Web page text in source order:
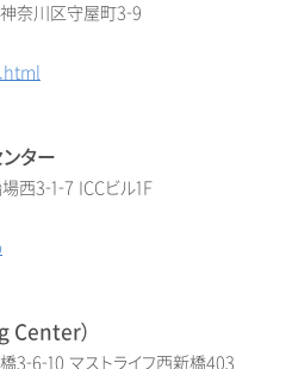
奈川区守屋町3-9
ター
西3-1-7 ICCビル1F
Center）
6-10 マストライフ西新橋403